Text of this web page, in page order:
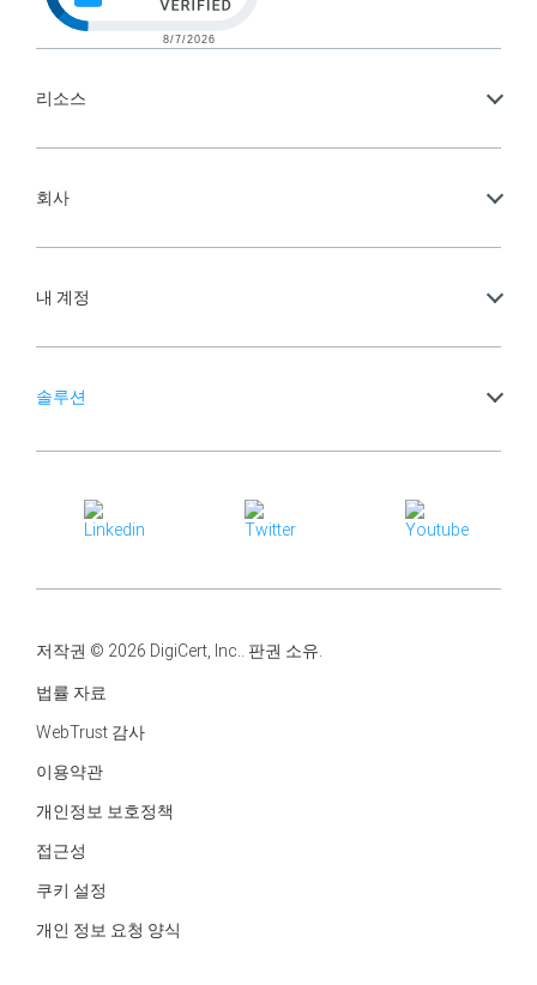
리소스
회사
내 계정
솔루션
저작권 © 2026 DigiCert, Inc.. 판권 소유.
법률 자료
WebTrust 감사
이용약관
개인정보 보호정책
접근성
쿠키 설정
개인 정보 요청 양식